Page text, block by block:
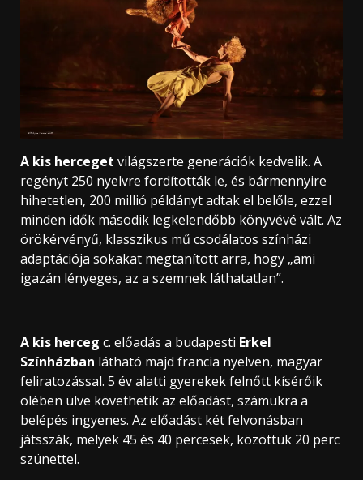
A kis herceget világszerte generációk kedvelik. A
regényt 250 nyelvre fordították le, és bármennyire
hihetetlen, 200 millió példányt adtak el belőle, ezzel
minden idők második legkelendőbb könyvévé vált. Az
örökérvényű, klasszikus mű csodálatos színházi
adaptációja sokakat megtanított arra, hogy „ami
igazán lényeges, az a szemnek láthatatlan”.
A kis herceg c. előadás a budapesti Erkel
Színházban látható majd francia nyelven, magyar
feliratozással. 5 év alatti gyerekek felnőtt kísérőik
ölében ülve követhetik az előadást, számukra a
belépés ingyenes. Az előadást két felvonásban
játsszák, melyek 45 és 40 percesek, közöttük 20 perc
szünettel.